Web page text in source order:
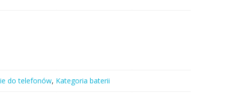
do telefonów, Kategoria baterii